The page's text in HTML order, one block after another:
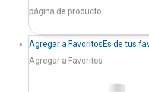
página de producto
Agregar a FavoritosEs de tus
Agregar a Favoritos